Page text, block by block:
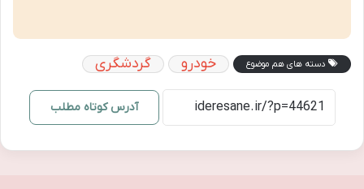
دسته های هم موضوع خودرو گردشگری
آدرس کوتاه مطلب